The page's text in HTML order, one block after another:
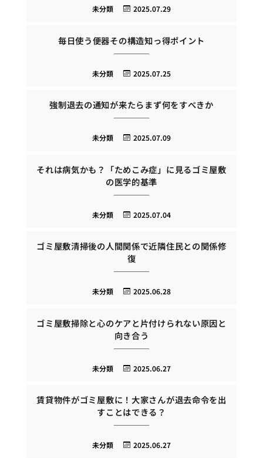
2025.07.29
未分類
毎日使う便器その構造知っ得ポイント
2025.07.25
未分類
強制退去の通知が来たらまず何をすべきか
2025.07.09
未分類
それは病気かも？「ためこみ症」に見るゴミ屋敷
の医学的基準
2025.07.04
未分類
ゴミ屋敷清掃後の人間関係で近隣住民との関係修
復
2025.06.28
未分類
ゴミ屋敷掃除と心のケアと片付けられない原因と
向き合う
2025.06.27
未分類
賃貸物件がゴミ屋敷に！大家さんが退去命令を出
すことはできる？
2025.06.27
未分類